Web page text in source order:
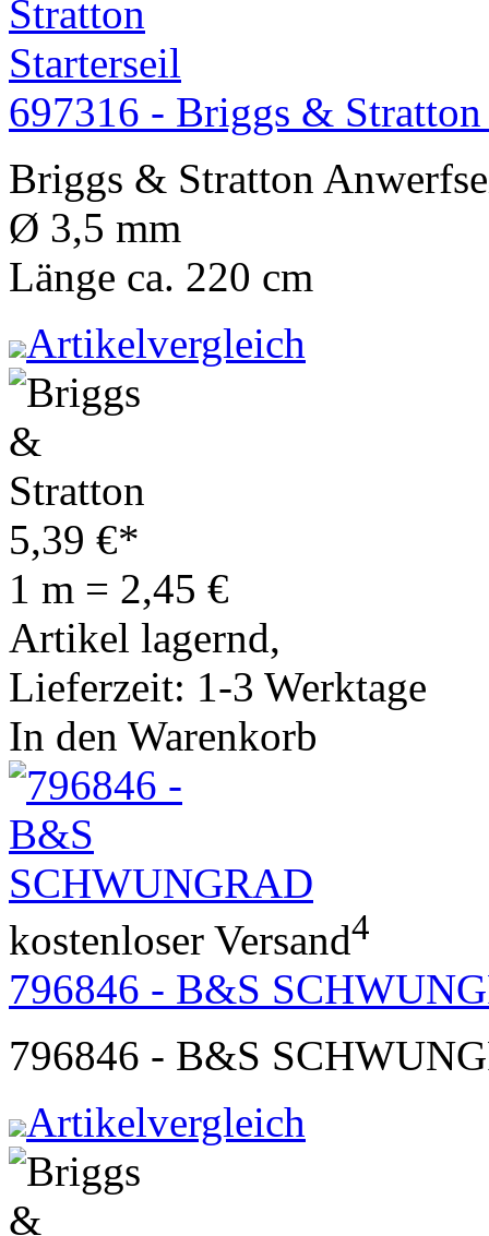
697316 - Briggs & Stratton
Briggs & Stratton
Ø 3,5 mm
Länge ca. 220 cm
Artikelvergleich
5,39 €*
1 m = 2,45 €
Artikel lagernd,
Lieferzeit: 1-3 Werktage
In den Warenkorb
kostenloser Versand4
796846 - B&S
796846 - B&S
Artikelvergleich